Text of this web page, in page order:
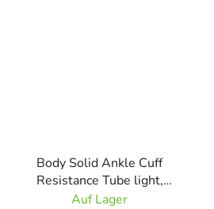
Body Solid Ankle Cuff
Resistance Tube light,
Widerstandsband leicht
Auf Lager